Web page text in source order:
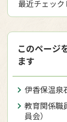
最近チェック
このページ
ます
伊香保温泉
教育関係職
員会）